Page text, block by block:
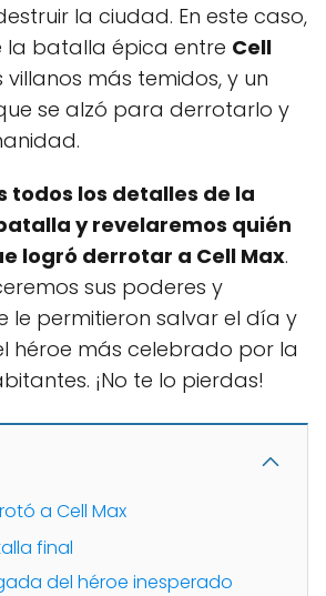
la ciudad. En este caso,
la batalla épica entre Cell
villanos más temidos, y un
se alzó para derrotarlo y
todos los detalles de la
y revelaremos quién
logró derrotar a Cell Max.
sus poderes y
le permitieron salvar el día y
héroe más celebrado por la
¡No te lo pierdas!
a Cell Max
final
del héroe inesperado